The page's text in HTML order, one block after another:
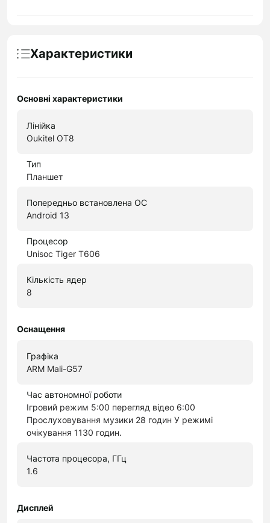
Характеристики
Основні характеристики
Лінійка
Oukitel OT8
Тип
Планшет
Попередньо встановлена ОС
Android 13
Процесор
Unisoc Tiger T606
Кількість ядер
8
Оснащення
Графіка
ARM Mali-G57
Час автономної роботи
Ігровий режим 5:00 перегляд відео 6:00
Прослуховування музики 28 годин У режимі
очікування 1130 годин.
Частота процесора, ГГц
1.6
Дисплей